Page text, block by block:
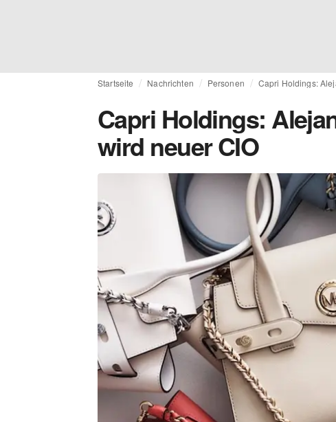
Startseite Nachrichten Personen Capri Holdings:
Capri Holdings:
wird neuer CIO